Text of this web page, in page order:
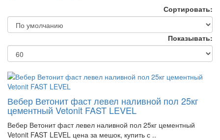
Сортировать:
Показывать:
Вебер Ветонит фаст левел наливной пол 25кг
цементный Vetonit FAST LEVEL
Вебер Ветонит фаст левел наливной пол 25кг цементный
Vetonit FAST LEVEL цена за мешок, купить с ..